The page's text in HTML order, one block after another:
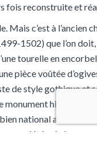
fois reconstruite et
Mais c’est à l’ancien
1502) que l’on
tourelle en
pièce voûtée
de style gothique et
monument historique
national a été
propriété privée.